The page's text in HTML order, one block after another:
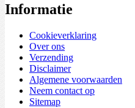
Informatie
Cookieverklaring
Over ons
Verzending
Disclaimer
Algemene voorwaarden
Neem contact op
Sitemap